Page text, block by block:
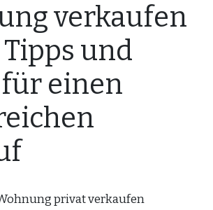
verkaufen
und
einen
privat verkaufen